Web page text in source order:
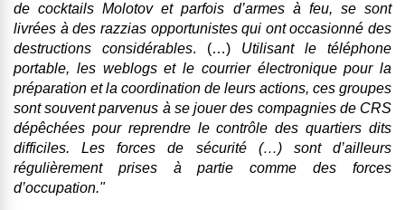
de cocktails Molotov et parfois d’armes à feu, se sont
livrées à des razzias opportunistes qui ont occasionné des
destructions considérables. (…) Utilisant le téléphone
portable, les weblogs et le courrier électronique pour la
préparation et la coordination de leurs actions, ces groupes
sont souvent parvenus à se jouer des compagnies de CRS
dépêchées pour reprendre le contrôle des quartiers dits
difficiles.
Les forces de sécurité (…) sont d’ailleurs
régulièrement prises à partie comme des forces
d’occupation."